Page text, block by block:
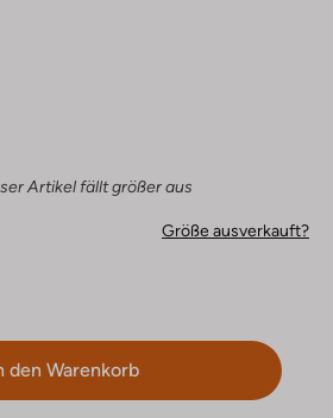
Artikel fällt größer aus
Größe ausverkauft?
den Warenkorb